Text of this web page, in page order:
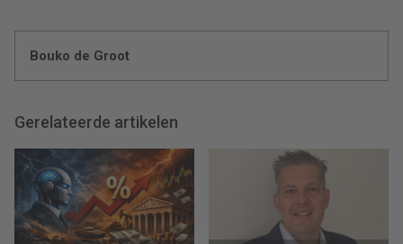
Bouko de Groot
Gerelateerde artikelen